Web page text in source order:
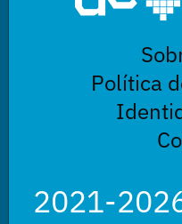
Política
2021-